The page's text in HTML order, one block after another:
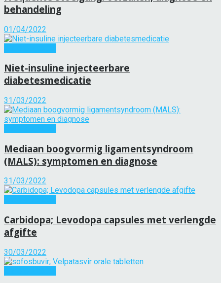
behandeling
01/04/2022
Niet-insuline injecteerbare
diabetesmedicatie
31/03/2022
Mediaan boogvormig ligamentsyndroom
(MALS): symptomen en diagnose
31/03/2022
Carbidopa; Levodopa capsules met verlengde
afgifte
30/03/2022